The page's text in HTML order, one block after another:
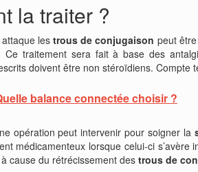
la traiter ?
les trous de conjugaison peut
Ce traitement sera fait à base des
doivent être non stéroïdiens. Compte
balance connectée choisir ?
opération peut intervenir pour soigner la
médicamenteux lorsque celui-ci
cause du rétrécissement des trous de